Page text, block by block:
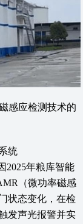
感应检测技术的
统
2025年粮库智能
（微功率磁感
状态变化，在检
发声光报警并实